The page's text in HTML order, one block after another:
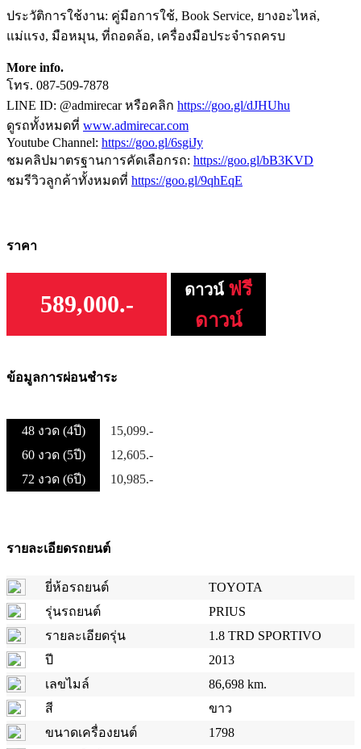
ประวัติการใช้งาน: คู่มือการใช้, Book Service, ยางอะไหล่,
แม่แรง, มือหมุน, ที่ถอดล้อ, เครื่องมือประจำรถครบ
More info.
โทร. 087-509-7878
LINE ID: @admirecar หรือคลิก https://goo.gl/dJHUhu
ดูรถทั้งหมดที่ www.admirecar.com
Youtube Channel: https://goo.gl/6sgiJy
ชมคลิปมาตรฐานการคัดเลือกรถ: https://goo.gl/bB3KVD
ชมรีวิวลูกค้าทั้งหมดที่ https://goo.gl/9qhEqE
ราคา
589,000.-
ดาวน์ ฟรี
ดาวน์
ข้อมูลการผ่อนชำระ
48 งวด (4ปี)
15,099.-
60 งวด (5ปี)
12,605.-
72 งวด (6ปี)
10,985.-
รายละเอียดรถยนต์
ยี่ห้อรถยนต์
TOYOTA
รุ่นรถยนต์
PRIUS
รายละเอียดรุ่น
1.8 TRD SPORTIVO
ปี
2013
เลขไมล์
86,698 km.
สี
ขาว
ขนาดเครื่องยนต์
1798